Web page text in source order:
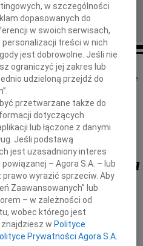
marca 2011 roku zmarła w Warszawie
Nowosielska
z domu Materniak
24 maja 1913 roku w Rymanowie
w szczególności
dopasowanych do
w swoich serwisach,
personalizacji treści w nich
jest dobrowolne. Jeśli nie
ograniczyć jej zakres lub
udzieloną przejdź do
przetwarzane także do
dotyczących
lub łączone z danymi
Jeśli podstawą
jest uzasadniony interes
powiązanej – Agora S.A. – lub
wyrazić sprzeciw. Aby
Zaawansowanych” lub
– w zależności od
wobec którego jest
znajdziesz w Polityce
Prywatności Agora S.A.